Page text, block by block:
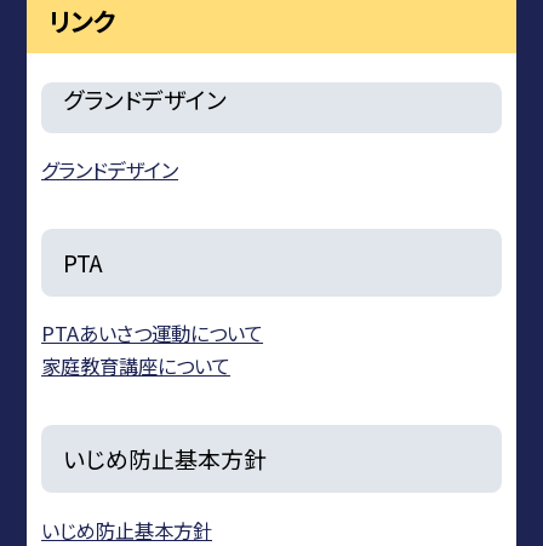
リンク
グランドデザイン
グランドデザイン
PTA
PTAあいさつ運動について
家庭教育講座について
いじめ防止基本方針
いじめ防止基本方針